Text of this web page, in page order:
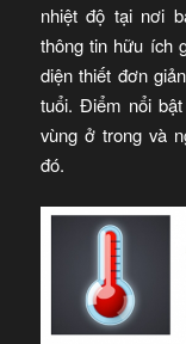
nhiệt độ tại nơi
thông tin hữu ích
diện thiết đơn
tuổi. Điểm nổi
vùng ở trong và
đó.